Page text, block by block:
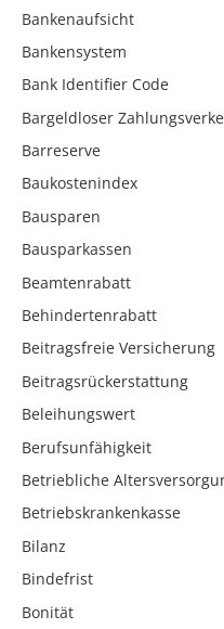
Bankenaufsicht
Bankensystem
Bank Identifier Code
Bargeldloser
Barreserve
Baukostenindex
Bausparen
Bausparkassen
Beamtenrabatt
Behindertenrabatt
Beitragsfreie Versicherung
Beitragsrückerstattung
Beleihungswert
Berufsunfähigkeit
Betriebliche
Betriebskrankenkasse
Bilanz
Bindefrist
Bonität